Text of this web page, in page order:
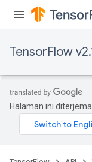
TensorFlow
Halaman ini